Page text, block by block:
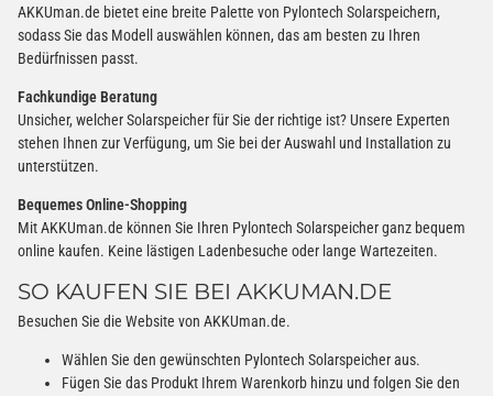
AKKUman.de bietet eine breite Palette von Pylontech Solarspeichern,
sodass Sie das Modell auswählen können, das am besten zu Ihren
Bedürfnissen passt.
Fachkundige Beratung
Unsicher, welcher Solarspeicher für Sie der richtige ist? Unsere Experten
stehen Ihnen zur Verfügung, um Sie bei der Auswahl und Installation zu
unterstützen.
Bequemes Online-Shopping
Mit AKKUman.de können Sie Ihren Pylontech Solarspeicher ganz bequem
online kaufen. Keine lästigen Ladenbesuche oder lange Wartezeiten.
SO KAUFEN SIE BEI AKKUMAN.DE
Besuchen Sie die Website von AKKUman.de.
Wählen Sie den gewünschten Pylontech Solarspeicher aus.
Fügen Sie das Produkt Ihrem Warenkorb hinzu und folgen Sie den